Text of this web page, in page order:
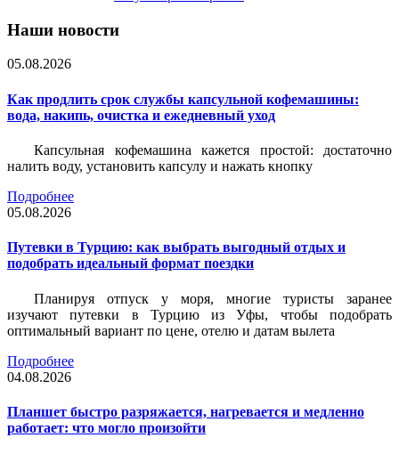
Наши новости
05.08.2026
Как продлить срок службы капсульной кофемашины:
вода, накипь, очистка и ежедневный уход
Капсульная кофемашина кажется простой: достаточно
налить воду, установить капсулу и нажать кнопку
Подробнее
05.08.2026
Путевки в Турцию: как выбрать выгодный отдых и
подобрать идеальный формат поездки
Планируя отпуск у моря, многие туристы заранее
изучают путевки в Турцию из Уфы, чтобы подобрать
оптимальный вариант по цене, отелю и датам вылета
Подробнее
04.08.2026
Планшет быстро разряжается, нагревается и медленно
работает: что могло произойти